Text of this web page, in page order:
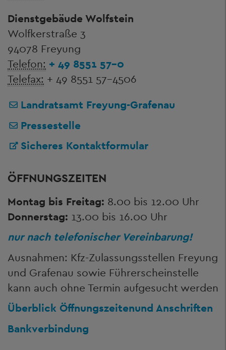
Dienstgebäude Wolfstein
Wolfkerstraße 3
94078 Freyung
Telefon: + 49 8551 57-0
Telefax: + 49 8551 57-4506
Landratsamt Freyung-Grafenau
Pressestelle
Sicheres Kontaktformular
ÖFFNUNGSZEITEN
Montag bis Freitag: 8.00 bis 12.00 Uhr
Donnerstag: 13.00 bis 16.00 Uhr
nur nach telefonischer Vereinbarung!
Ausnahmen: Kfz-Zulassungsstellen Freyung
und Grafenau sowie Führerscheinstelle
kann auch ohne Termin aufgesucht werden
Überblick Öffnungszeitenund Anschriften
Bankverbindung